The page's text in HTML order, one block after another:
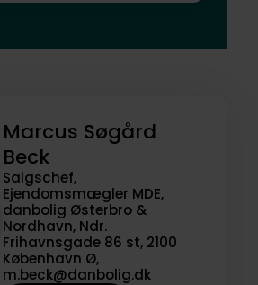
Marcus Søgård
Beck
Salgschef,
Ejendomsmægler MDE,
danbolig Østerbro &
Nordhavn, Ndr.
Frihavnsgade 86 st, 2100
København Ø,
m.beck@danbolig.dk